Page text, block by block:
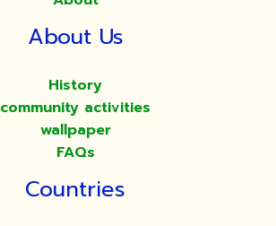
About Us
History
community activities
wallpaper
FAQs
Countries